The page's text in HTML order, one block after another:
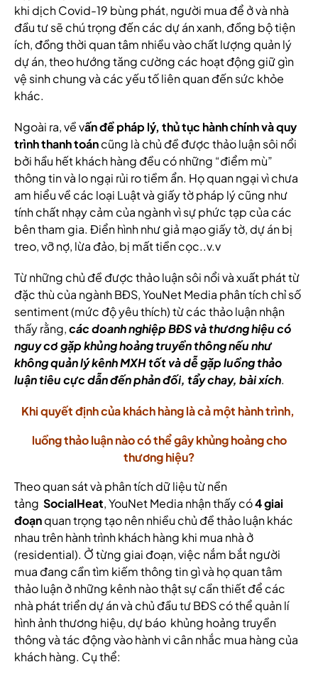
khi dịch Covid-19 bùng phát, người mua để ở và nhà
đầu tư sẽ chú trọng đến các dự án xanh, đồng bộ tiện
ích, đồng thời quan tâm nhiều vào chất lượng quản lý
dự án, theo hướng tăng cường các hoạt động giữ gìn
vệ sinh chung và các yếu tố liên quan đến sức khỏe
khác.
Ngoài ra, về vấn đề pháp lý, thủ tục hành chính và quy
trình thanh toáncũng là chủ đề được thảo luận sôi nổi
bởi hầu hết khách hàng đều có những “điểm mù”
thông tin và lo ngại rủi ro tiềm ẩn. Họ quan ngại vì chưa
am hiểu về các loại Luật và giấy tờ pháp lý cũng như
tính chất nhạy cảm của ngành vì sự phức tạp của các
bên tham gia. Điển hình như giả mạo giấy tờ, dự án bị
treo, vỡ nợ, lừa đảo, bị mất tiền cọc..v.v
Từ những chủ đề được thảo luận sôi nổi và xuất phát từ
đặc thù của ngành BĐS, YouNet Media phân tích chỉ số
sentiment (mức độ yêu thích) từ các thảo luận nhận
thấy rằng,các doanh nghiệp BĐS và thương hiệu có
nguy cơ gặp khủng hoảng truyền thông nếu như
không quản lý kênh MXH tốt và dễ gặp luồng thảo
luận tiêu cực dẫn đến phản đối, tẩy chay, bài xích.
Khi quyết định của khách hàng là cả một hành trình,
luồng thảo luận nào có thể gây khủng hoảng cho
thương hiệu?
Theo quan sát và phân tích dữ liệu từ nền
tảng SocialHeat, YouNet Media nhận thấy có4 giai
đoạnquan trọng tạo nên nhiều chủ đề thảo luận khác
nhau trên hành trình khách hàng khi mua nhà ở
(residential). Ở từng giai đoạn, việc nắm bắt người
mua đang cần tìm kiếm thông tin gì và họ quan tâm
thảo luận ở những kênh nào thật sự cần thiết để các
nhà phát triển dự án và chủ đầu tư BĐS có thể quản lí
hình ảnh thương hiệu, dự báo khủng hoảng truyền
thông và tác động vào hành vi cân nhắc mua hàng của
khách hàng. Cụ thể: